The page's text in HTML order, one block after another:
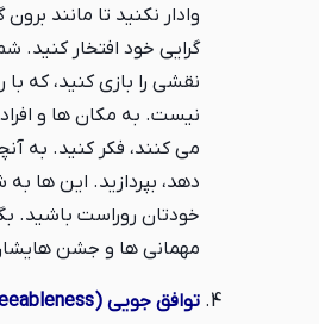
وادار نکنید تا مانند
گرایی خود افتخار کنید.
نقشی را بازی کنید، که با
نیست. به مکان ها و
می کنند، فکر کنید. به
دهد، بپردازید. این ها
خودتان روراست باشید.
مهمانی ها و جشن
توافق جویی (Agreeableness)